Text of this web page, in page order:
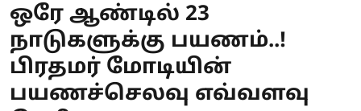
ஒரே ஆண்டில் 23
நாடுகளுக்கு பயணம்..!
பிரதமர் மோடியின்
பயணச்செலவு எவ்வளவு